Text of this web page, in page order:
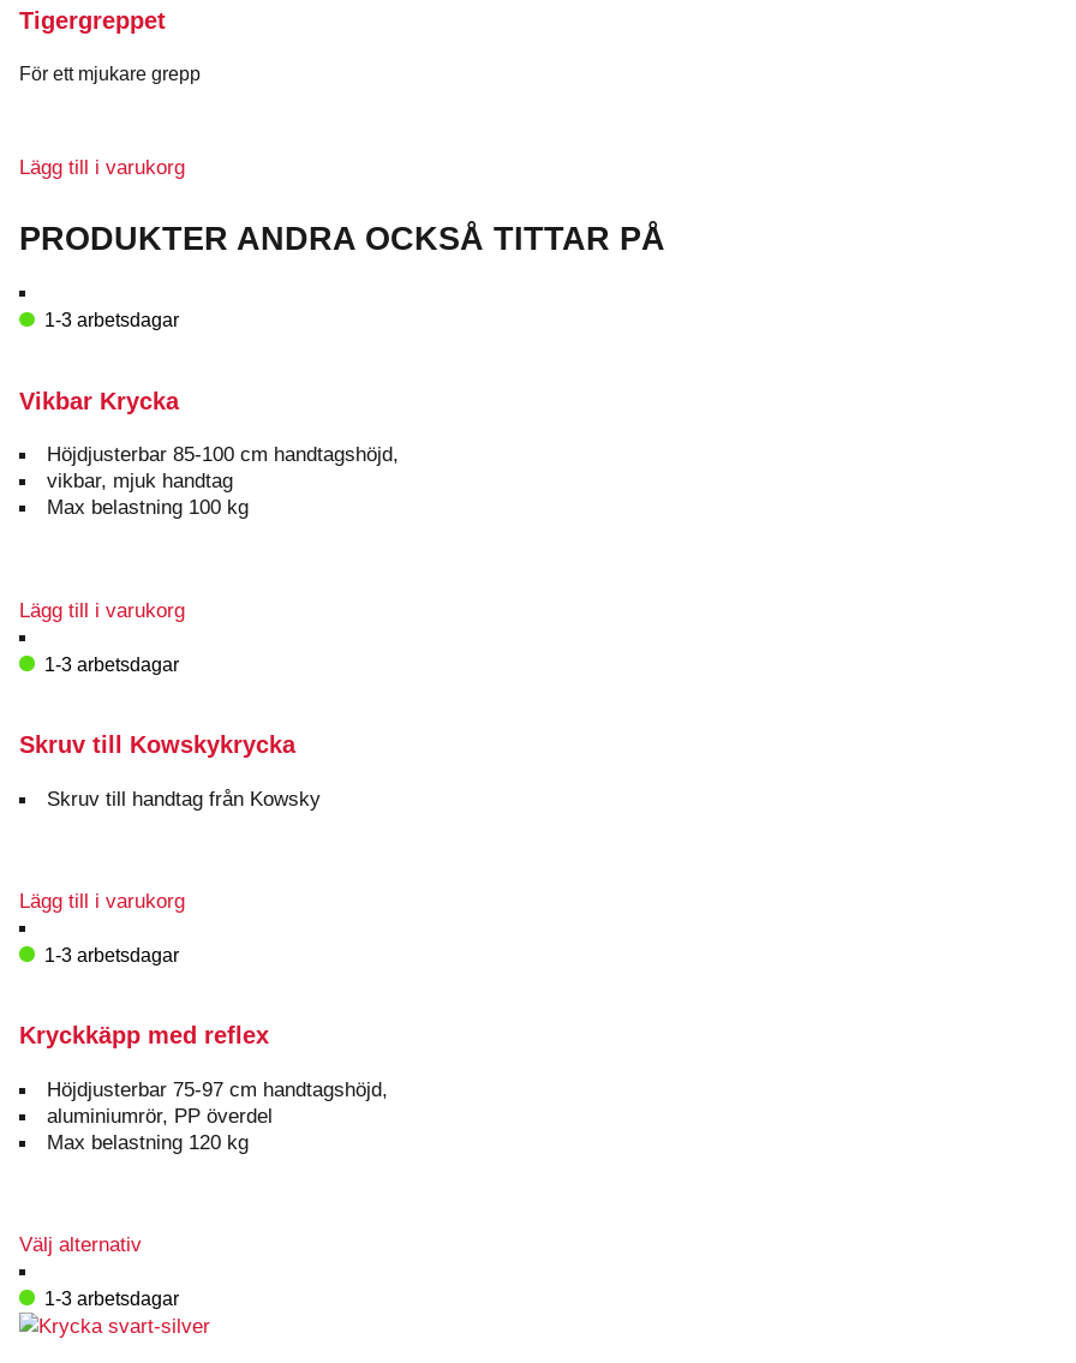
Tigergreppet
För ett mjukare grepp
Lägg till i varukorg
PRODUKTER ANDRA OCKSÅ TITTAR PÅ
1-3 arbetsdagar
Vikbar Krycka
Höjdjusterbar 85-100 cm handtagshöjd,
vikbar, mjuk handtag
Max belastning 100 kg
Lägg till i varukorg
1-3 arbetsdagar
Skruv till Kowskykrycka
Skruv till handtag från Kowsky
Lägg till i varukorg
1-3 arbetsdagar
Kryckkäpp med reflex
Höjdjusterbar 75-97 cm handtagshöjd,
aluminiumrör, PP överdel
Max belastning 120 kg
Välj alternativDen
produkten
har
1-3 arbetsdagar